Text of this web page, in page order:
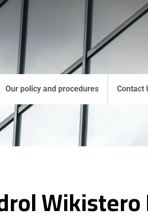
Our policy and procedures Contact